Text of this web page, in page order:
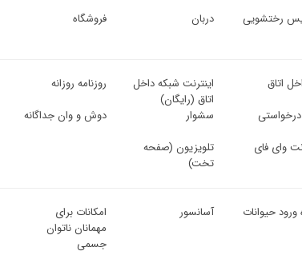
رختشویی دربان فروشگاه
اتاق
اینترنت شبکه داخل
اتاق (رایگان)
روزنامه روزانه
درخواستی
سشوار دوش و وان جداگانه
وای فای
تلویزیون (صفحه
تخت)
ورود حیوانات آسانسور
امکانات برای
مهمانان ناتوان
جسمی